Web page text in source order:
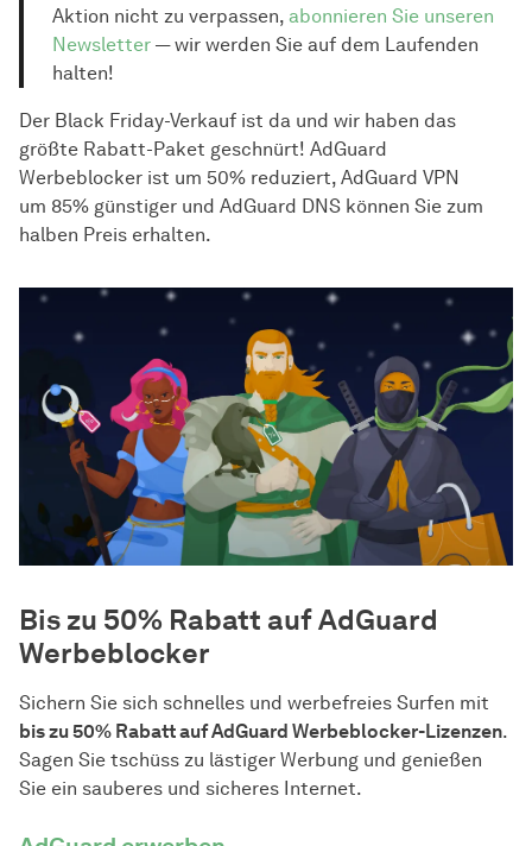
Aktion nicht zu verpassen, abonnieren Sie unseren
Newsletter — wir werden Sie auf dem Laufenden
halten!
Der Black Friday-Verkauf ist da und wir haben das
größte Rabatt-Paket geschnürt! AdGuard
Werbeblocker ist um 50% reduziert, AdGuard VPN
um 85% günstiger und AdGuard DNS können Sie zum
halben Preis erhalten.
Bis zu 50% Rabatt auf AdGuard
Werbeblocker
Sichern Sie sich schnelles und werbefreies Surfen mit
bis zu 50% Rabatt auf AdGuard Werbeblocker-Lizenzen.
Sagen Sie tschüss zu lästiger Werbung und genießen
Sie ein sauberes und sicheres Internet.